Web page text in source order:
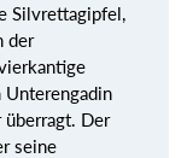
Silvrettagipfel,
der
Unterengadin
Der
seine